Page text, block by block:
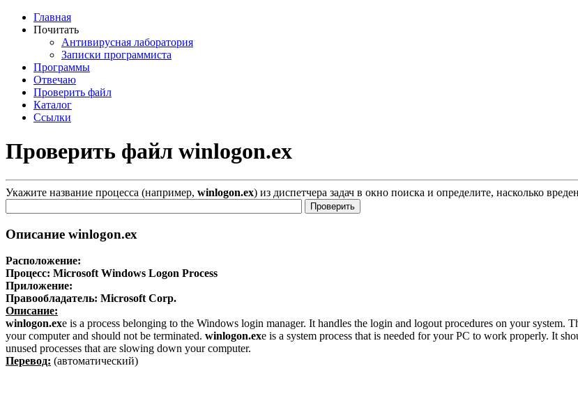
Главная
Почитать
Антивирусная лаборатория
Записки программиста
Программы
Отвечаю
Проверить файл
Каталог
Ссылки
Проверить файл winlogon.ex
Укажите название процесса (например, winlogon.ex) из диспетчера задач в окно поиска и определите, насколько
Описание winlogon.ex
Расположение:
Процесс: Microsoft Windows Logon Process
Приложение:
Правообладатель: Microsoft Corp.
Описание:
winlogon.exe is a process belonging to the Windows login manager. It handles the login and logout procedures on your system.
your computer and should not be terminated. winlogon.exe is a system process that is needed for your PC to work properly. It
unused processes that are slowing down your computer.
Перевод: (автоматический)